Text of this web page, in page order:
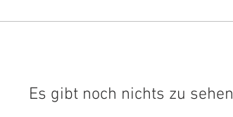
Es gibt noch nichts zu sehen